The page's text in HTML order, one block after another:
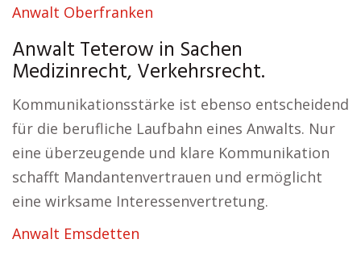
Anwalt Oberfranken
Anwalt Teterow in Sachen
Medizinrecht, Verkehrsrecht.
Kommunikationsstärke ist ebenso entscheidend
für die berufliche Laufbahn eines Anwalts. Nur
eine überzeugende und klare Kommunikation
schafft Mandantenvertrauen und ermöglicht
eine wirksame Interessenvertretung.
Anwalt Emsdetten